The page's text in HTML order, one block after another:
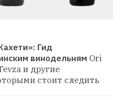
Гид
винодельням Ori
и другие
стоит следить